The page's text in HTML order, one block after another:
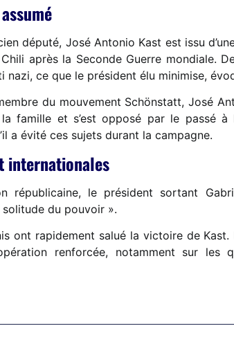
député, José Antonio Kast est issu
après la Seconde Guerre mondiale.
nazi, ce que le président élu minimise,
du mouvement Schönstatt, José
famille et s’est opposé par le passé à
a évité ces sujets durant la campagne.
internationales
républicaine, le président sortant
du pouvoir ».
ont rapidement salué la victoire de Kast.
renforcée, notamment sur les